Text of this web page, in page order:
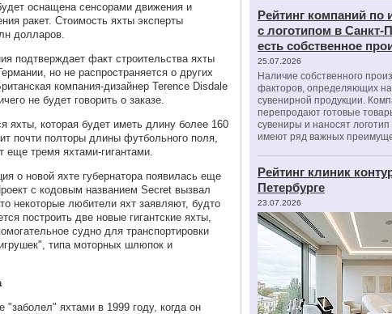
оснащена сенсорами движения и
ракет. Стоимость яхты эксперты
долларов.
подтверждает факт строительства яхты
но не распространяется о других
компания-дизайнер Terence Disdale
не будет говорить о заказе.
яхты, которая будет иметь длину более 160
почти полторы длины футбольного поля,
еще тремя яхтами-гигантами.
о новой яхте губернатора появилась еще
с кодовым названием Secret вызвал
некоторые любители яхт заявляют, будто
построить две новые гигантские яхты,
судно для транспортировки
типа моторных шлюпок и
"заболел" яхтами в 1999 году, когда он
Рейтинг компаний по
с логотипом в Санкт-
есть собственное
25.07.2026
Наличие собственного
факторов, определяющих
сувенирной продукции.
перепродают готовые
сувениры и наносят
имеют ряд важных
Рейтинг клиник
Петербурге
23.07.2026